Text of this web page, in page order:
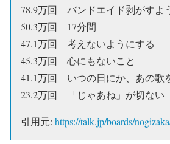
78.9万回 バンドエイド剥がすよ
50.3万回 17分間
47.1万回 考えないようにする
45.3万回 心にもないこと
41.1万回 いつの日にか、あの歌
23.2万回 「じゃあね」が切ない
引用元: https://talk.jp/boards/